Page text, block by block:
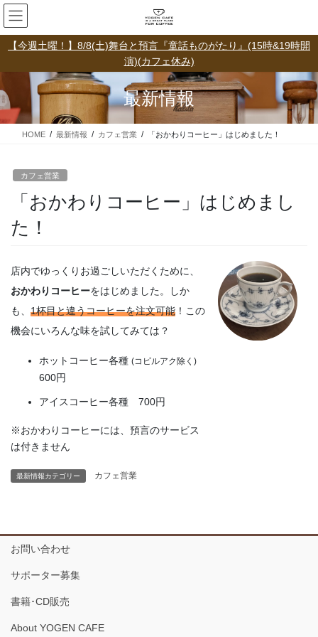
コ
ン
テ
ン
移
動
ナ
ビ
ゲ
ー
ン
に
移
【今週土曜！】8/8(土)舞台と預言『童話ものがたり』(15時&19時開
演)(カフェ休み)
最新情報
HOME 最新情報 カフェ営業 「おかわりコーヒー」はじめました！
カフェ営業
「おかわりコーヒー」はじめまし
た！
店内でゆっくりお過ごしいただくために、
おかわりコーヒーをはじめました。しか
も、 1杯目と違うコーヒーを注文可能 ！この
機会にいろんな味を試してみては？
ホットコーヒー各種 (コピルアク除く)
600円
アイスコーヒー各種 700円
※おかわりコーヒーには、預言のサービス
は付きません
最新情報カテゴリー カフェ営業
お問い合わせ
サポーター募集
書籍･CD販売
About YOGEN CAFE